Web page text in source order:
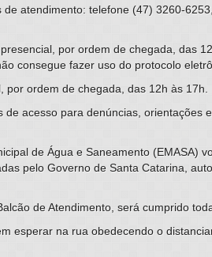
atendimento: telefone (47) 3260-
por ordem de chegada, das
consegue fazer uso do protocolo
por ordem de chegada, das 12h às 17h.
de acesso para denúncias, orientações
de Água e Saneamento (EMASA)
pelo Governo de Santa Catarina,
de Atendimento, será cumprido
esperar na rua obedecendo o